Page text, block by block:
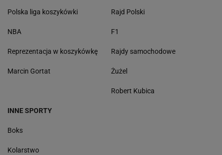
Polska liga koszykówki
NBA
Reprezentacja w koszykówkę
Marcin Gortat
Rajd Polski
F1
Rajdy samochodowe
Żużel
Robert Kubica
INNE SPORTY
Boks
Kolarstwo